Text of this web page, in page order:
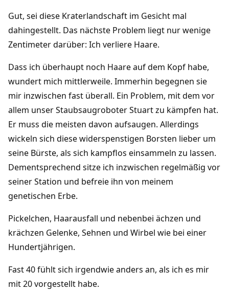
Gut, sei diese Kraterlandschaft im Gesicht mal
dahingestellt. Das nächste Problem liegt nur wenige
Zentimeter darüber: Ich verliere Haare.
Dass ich überhaupt noch Haare auf dem Kopf habe,
wundert mich mittlerweile. Immerhin begegnen sie
mir inzwischen fast überall. Ein Problem, mit dem vor
allem unser Staubsaugroboter Stuart zu kämpfen hat.
Er muss die meisten davon aufsaugen. Allerdings
wickeln sich diese widerspenstigen Borsten lieber um
seine Bürste, als sich kampflos einsammeln zu lassen.
Dementsprechend sitze ich inzwischen regelmäßig vor
seiner Station und befreie ihn von meinem
genetischen Erbe.
Pickelchen, Haarausfall und nebenbei ächzen und
krächzen Gelenke, Sehnen und Wirbel wie bei einer
Hundertjährigen.
Fast 40 fühlt sich irgendwie anders an, als ich es mir
mit 20 vorgestellt habe.